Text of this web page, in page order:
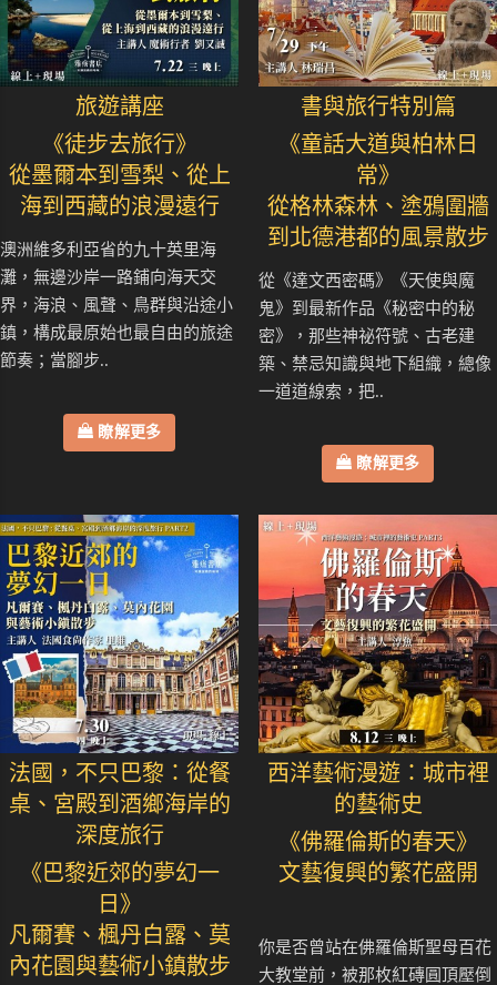
旅遊講座
《徒步去旅行》
從墨爾本到雪梨、從上
海到西藏的浪漫遠行
澳洲維多利亞省的九十英里海
灘，無邊沙岸一路鋪向海天交
界，海浪、風聲、鳥群與沿途小
鎮，構成最原始也最自由的旅途
節奏；當腳步..
瞭解更多
書與旅行特別篇
《童話大道與柏林日
常》
從格林森林、塗鴉圍牆
到北德港都的風景散步
從《達文西密碼》《天使與魔
鬼》到最新作品《秘密中的秘
密》，那些神祕符號、古老建
築、禁忌知識與地下組織，總像
一道道線索，把..
瞭解更多
法國，不只巴黎：從餐
桌、宮殿到酒鄉海岸的
深度旅行
《巴黎近郊的夢幻一
日》
凡爾賽、楓丹白露、莫
內花園與藝術小鎮散步
西洋藝術漫遊：城市裡
的藝術史
《佛羅倫斯的春天》
文藝復興的繁花盛開
你是否曾站在佛羅倫斯聖母百花
大教堂前，被那枚紅磚圓頂壓倒